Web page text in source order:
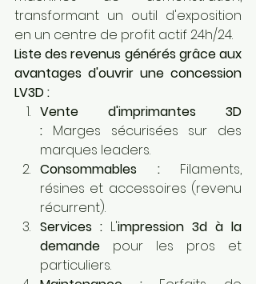
transformant un outil d'exposition
en un centre de profit actif 24h/24.
Liste des revenus générés grâce aux
avantages d'ouvrir une concession
LV3D :
Vente d'imprimantes 3D
: Marges sécurisées sur des
marques leaders.
Consommables : Filaments,
résines et accessoires (revenu
récurrent).
Services : L'impression 3d à la
demande pour les pros et
particuliers.